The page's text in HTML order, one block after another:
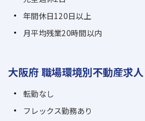
年間休日120日以上
月平均残業20時間以内
大阪府 職場環境別不動産求人
転勤なし
フレックス勤務あり